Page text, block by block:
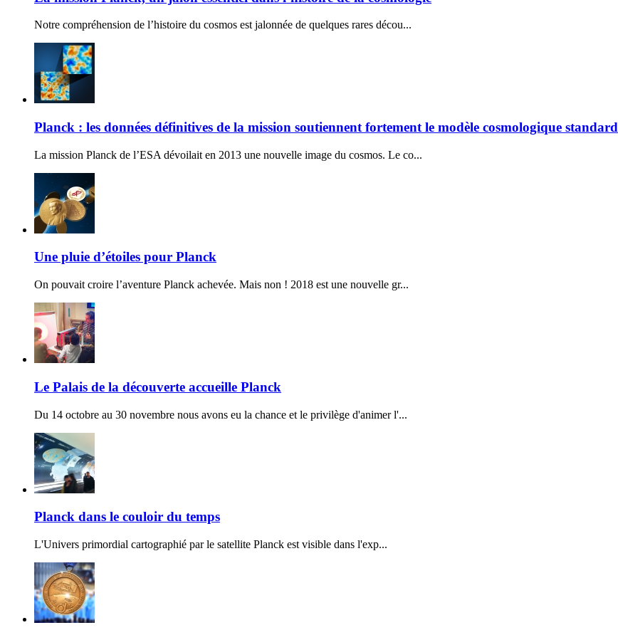
Notre compréhension de l’histoire du cosmos est jalonnée de quelques rares décou...
Planck : les données définitives de la mission soutiennent fortement le modèle cosmologique standard
La mission Planck de l’ESA dévoilait en 2013 une nouvelle image du cosmos. Le co...
Une pluie d’étoiles pour Planck
On pouvait croire l’aventure Planck achevée. Mais non ! 2018 est une nouvelle gr...
Le Palais de la découverte accueille Planck
Du 14 octobre au 30 novembre nous avons eu la chance et le privilège d'animer l'...
Planck dans le couloir du temps
L'Univers primordial cartographié par le satellite Planck est visible dans l'exp...